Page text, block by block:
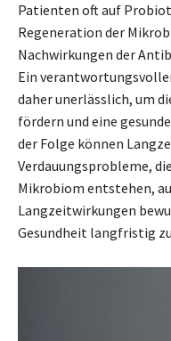
Patienten oft auf
Regeneration der
Nachwirkungen der
Ein
daher unerlässlich, um
fördern und eine
der Folge können
Verdauungsprobleme,
Mikrobiom entstehen,
Langzeitwirkungen
Gesundheit langfristig